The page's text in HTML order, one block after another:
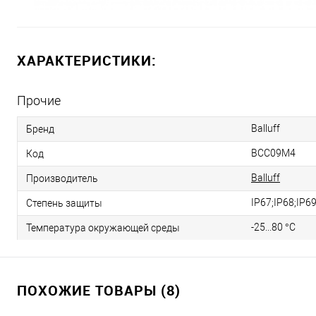
ХАРАКТЕРИСТИКИ:
Прочие
Бренд Balluff
Код BCC09M4
Производитель Balluff
Степень защиты
Температура окружающей среды -25...80 °C
ПОХОЖИЕ ТОВАРЫ (8)